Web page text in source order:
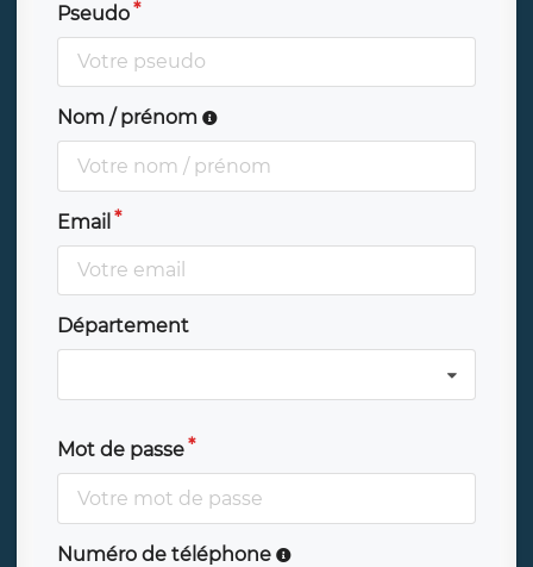
Pseudo
Nom / prénom
Email
Département
Mot de passe
Numéro de téléphone